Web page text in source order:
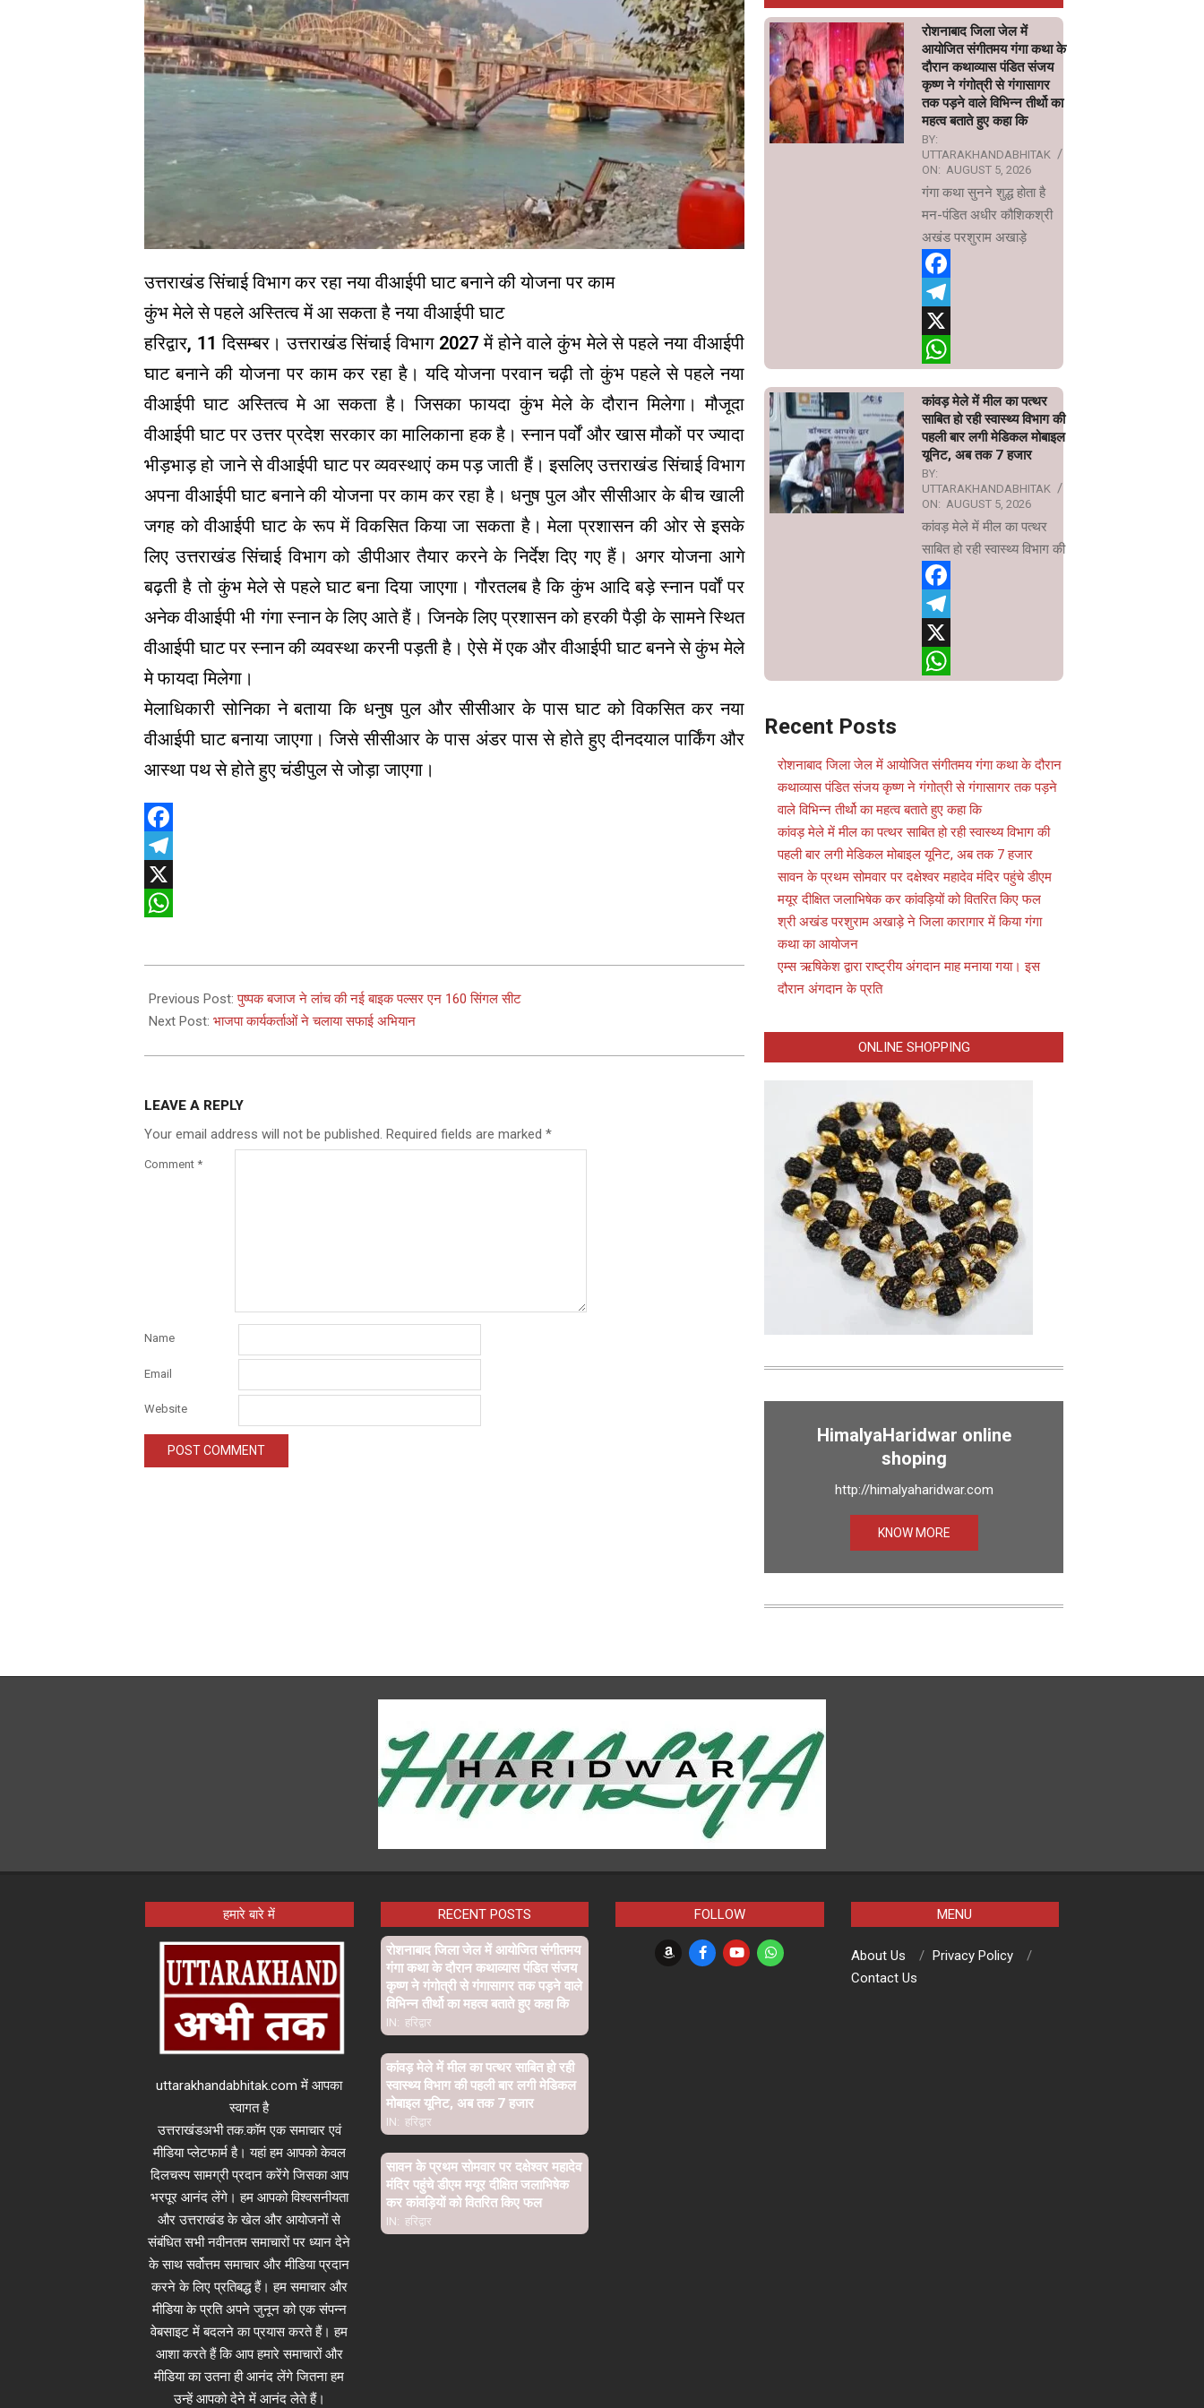
उत्तराखंड सिंचाई विभाग कर रहा नया वीआईपी घाट बनाने की योजना पर काम
कुंभ मेले से पहले अस्तित्व में आ सकता है नया वीआईपी घाट
हरिद्वार, 11 दिसम्बर। उत्तराखंड सिंचाई विभाग 2027 में होने वाले कुंभ मेले से पहले नया वीआईपी
घाट बनाने की योजना पर काम कर रहा है। यदि योजना परवान चढ़ी तो कुंभ पहले से पहले नया
वीआईपी घाट अस्तित्व मे आ सकता है। जिसका फायदा कुंभ मेले के दौरान मिलेगा। मौजूदा
वीआईपी घाट पर उत्तर प्रदेश सरकार का मालिकाना हक है। स्नान पर्वों और खास मौकों पर ज्यादा
भीड़भाड़ हो जाने से वीआईपी घाट पर व्यवस्थाएं कम पड़ जाती हैं। इसलिए उत्तराखंड सिंचाई विभाग
अपना वीआईपी घाट बनाने की योजना पर काम कर रहा है। धनुष पुल और सीसीआर के बीच खाली
जगह को वीआईपी घाट के रूप में विकसित किया जा सकता है। मेला प्रशासन की ओर से इसके
लिए उत्तराखंड सिंचाई विभाग को डीपीआर तैयार करने के निर्देश दिए गए हैं। अगर योजना आगे
बढ़ती है तो कुंभ मेले से पहले घाट बना दिया जाएगा। गौरतलब है कि कुंभ आदि बड़े स्नान पर्वाें पर
अनेक वीआईपी भी गंगा स्नान के लिए आते हैं। जिनके लिए प्रशासन को हरकी पैड़ी के सामने स्थित
वीआईपी घाट पर स्नान की व्यवस्था करनी पड़ती है। ऐसे में एक और वीआईपी घाट बनने से कुंभ मेले
मे फायदा मिलेगा।
मेलाधिकारी सोनिका ने बताया कि धनुष पुल और सीसीआर के पास घाट को विकसित कर नया
वीआईपी घाट बनाया जाएगा। जिसे सीसीआर के पास अंडर पास से होते हुए दीनदयाल पार्किंग और
आस्था पथ से होते हुए चंडीपुल से जोड़ा जाएगा।
Facebook
Telegram
X
12-
11
Previous Post:पुष्पक बजाज ने लांच की नई बाइक पल्सर एन 160 सिंगल सीट
Next Post: भाजपा कार्यकर्ताओं ने चलाया सफाई अभियान
LEAVE A REPLY
Your email address will not be published. Required fields are marked *
Comment *
Name
Email
Website
रोशनाबाद जिला जेल में
आयोजित संगीतमय गंगा कथा के
दौरान कथाव्यास पंडित संजय
कृष्ण ने गंगोत्री से गंगासागर
तक पड़ने वाले विभिन्न तीर्थो का
महत्व बताते हुए कहा कि
BY:
UTTARAKHANDABHITAK
ON: AUGUST 5, 2026
गंगा कथा सुनने शुद्ध होता है
मन-पंडित अधीर कौशिकश्री
अखंड परशुराम अखाड़े
Facebook
Telegram
X
कांवड़ मेले में मील का पत्थर
साबित हो रही स्वास्थ्य विभाग की
पहली बार लगी मेडिकल मोबाइल
यूनिट, अब तक 7 हजार
BY:
UTTARAKHANDABHITAK
ON: AUGUST 5, 2026
कांवड़ मेले में मील का पत्थर
साबित हो रही स्वास्थ्य विभाग की
Facebook
Telegram
X
Recent Posts
रोशनाबाद जिला जेल में आयोजित संगीतमय गंगा कथा के दौरान
कथाव्यास पंडित संजय कृष्ण ने गंगोत्री से गंगासागर तक पड़ने
वाले विभिन्न तीर्थो का महत्व बताते हुए कहा कि
कांवड़ मेले में मील का पत्थर साबित हो रही स्वास्थ्य विभाग की
पहली बार लगी मेडिकल मोबाइल यूनिट, अब तक 7 हजार
सावन के प्रथम सोमवार पर दक्षेश्वर महादेव मंदिर पहुंचे डीएम
मयूर दीक्षित जलाभिषेक कर कांवड़ियों को वितरित किए फल
श्री अखंड परशुराम अखाड़े ने जिला कारागार में किया गंगा
कथा का आयोजन
एम्स ऋषिकेश द्वारा राष्ट्रीय अंगदान माह मनाया गया। इस
दौरान अंगदान के प्रति
ONLINE SHOPPING
HimalyaHaridwar online
shoping
http://himalyaharidwar.com
KNOW MORE
हमारे बारे में
uttarakhandabhitak.com में आपका
स्वागत है
उत्तराखंडअभी तक.कॉम एक समाचार एवं
मीडिया प्लेटफार्म है। यहां हम आपको केवल
दिलचस्प सामग्री प्रदान करेंगे जिसका आप
भरपूर आनंद लेंगे। हम आपको विश्वसनीयता
और उत्तराखंड के खेल और आयोजनों से
संबंधित सभी नवीनतम समाचारों पर ध्यान देने
के साथ सर्वोत्तम समाचार और मीडिया प्रदान
करने के लिए प्रतिबद्ध हैं। हम समाचार और
मीडिया के प्रति अपने जुनून को एक संपन्न
वेबसाइट में बदलने का प्रयास करते हैं। हम
आशा करते हैं कि आप हमारे समाचारों और
मीडिया का उतना ही आनंद लेंगे जितना हम
उन्हें आपको देने में आनंद लेते हैं।
RECENT POSTS
रोशनाबाद जिला जेल में आयोजित संगीतमय
गंगा कथा के दौरान कथाव्यास पंडित संजय
कृष्ण ने गंगोत्री से गंगासागर तक पड़ने वाले
विभिन्न तीर्थो का महत्व बताते हुए कहा कि
IN: हरिद्वार
कांवड़ मेले में मील का पत्थर साबित हो रही
स्वास्थ्य विभाग की पहली बार लगी मेडिकल
मोबाइल यूनिट, अब तक 7 हजार
IN: हरिद्वार
सावन के प्रथम सोमवार पर दक्षेश्वर महादेव
मंदिर पहुंचे डीएम मयूर दीक्षित जलाभिषेक
कर कांवड़ियों को वितरित किए फल
IN: हरिद्वार
FOLLOW MENU
About Us
Privacy Policy
Contact Us